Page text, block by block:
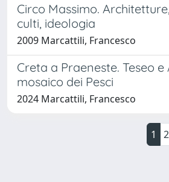
Circo Massimo.
culti, ideologia
2009 Marcattili, Francesco
Creta a Praeneste. Teseo
mosaico dei Pesci
2024 Marcattili, Francesco
1 2